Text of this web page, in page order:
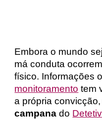
Embora o mundo
má conduta
físico. Informações
monitoramento tem
a própria
campana do